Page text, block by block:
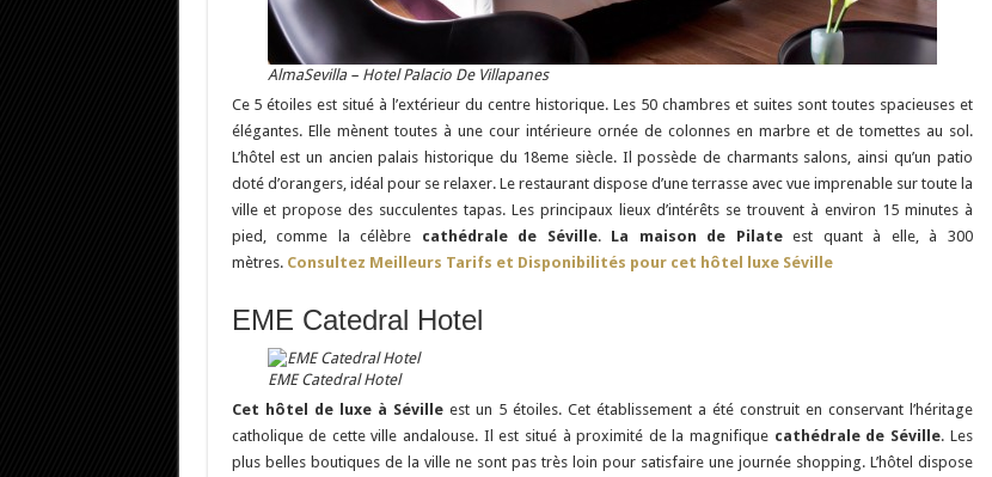
AlmaSevilla – Hotel Palacio De Villapanes
Ce 5 étoiles est situé à l’extérieur du centre historique. Les 50 chambres et suites sont toutes spacieuses et
élégantes. Elle mènent toutes à une cour intérieure ornée de colonnes en marbre et de tomettes au sol.
L’hôtel est un ancien palais historique du 18eme siècle. Il possède de charmants salons, ainsi qu’un patio
doté d’orangers, idéal pour se relaxer. Le restaurant dispose d’une terrasse avec vue imprenable sur toute la
ville et propose des succulentes tapas. Les principaux lieux d’intérêts se trouvent à environ 15 minutes à
pied, comme la célèbre cathédrale de Séville. La maison de Pilateest quant à elle, à 300
mètres. Consultez Meilleurs Tarifs et Disponibilités pour cet hôtel luxe Séville
EME Catedral Hotel
EME Catedral Hotel
Cet hôtel de luxe à Sévilleest un 5 étoiles. Cet établissement a été construit en conservant l’héritage
catholique de cette ville andalouse. Il est situé à proximité de la magnifique cathédrale de Séville. Les
plus belles boutiques de la ville ne sont pas très loin pour satisfaire une journée shopping. L’hôtel dispose